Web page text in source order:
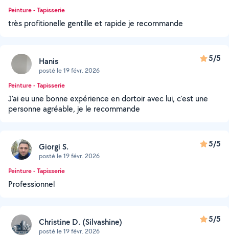
Peinture - Tapisserie
très profitionelle gentille et rapide je recommande
Hanis
posté le 19 févr. 2026
5/5
Peinture - Tapisserie
J'ai eu une bonne expérience en dortoir avec lui, c'est une
personne agréable, je le recommande
Giorgi S.
posté le 19 févr. 2026
5/5
Peinture - Tapisserie
Professionnel
Christine D. (Silvashine)
posté le 19 févr. 2026
5/5